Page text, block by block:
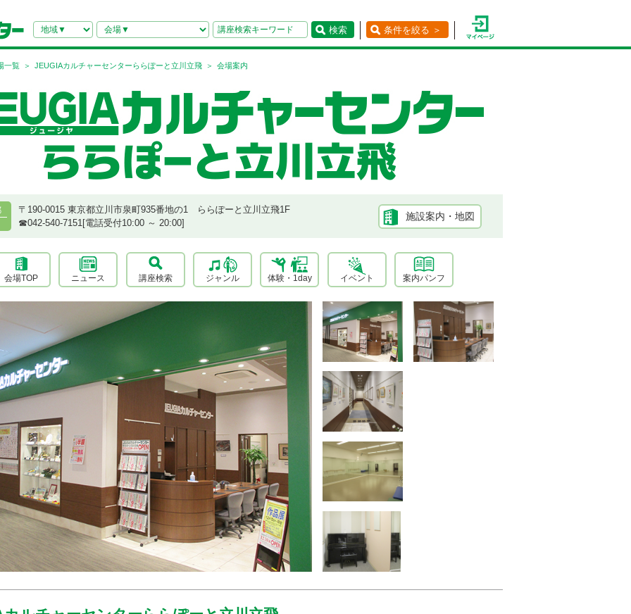
検索 条件を絞る ＞
一覧 JEUGIAカルチャーセンターららぽーと立川立飛 会場案内
〒190-0015 東京都立川市泉町935番地の1 ららぽーと立川立飛1F
☎︎042-540-7151[電話受付10:00 ～ 20:00]
施設案内・地図
会場TOP ニュース 講座検索 ジャンル 体験・1day イベント 案内パンフ